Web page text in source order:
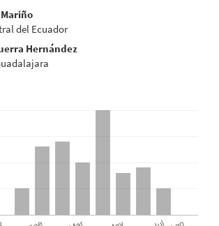
del Ecuador
Hernández